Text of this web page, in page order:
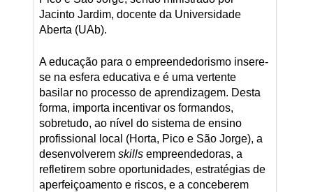
Jacinto Jardim, docente da Universidade
Aberta (UAb).
A educação para o empreendedorismo insere-
se na esfera educativa e é uma vertente
basilar no processo de aprendizagem. Desta
forma, importa incentivar os formandos,
sobretudo, ao nível do sistema de ensino
profissional local (Horta, Pico e São Jorge), a
desenvolverem skillsempreendedoras, a
refletirem sobre oportunidades, estratégias de
aperfeiçoamento e riscos, e a conceberem